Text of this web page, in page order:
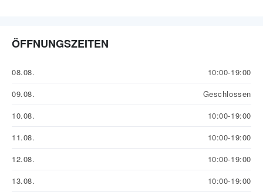
ÖFFNUNGSZEITEN
08.08.
10:00-19:00
09.08.
Geschlossen
10.08.
10:00-19:00
11.08.
10:00-19:00
12.08.
10:00-19:00
13.08.
10:00-19:00